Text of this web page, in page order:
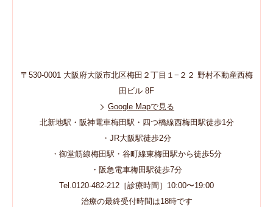
〒530-0001 大阪府大阪市北区梅田２丁目１−２２ 野村不動産西梅
田ビル 8F
Google Mapで見る
北新地駅・阪神電車梅田駅・四つ橋線西梅田駅徒歩1分
・JR大阪駅徒歩2分
・御堂筋線梅田駅・谷町線東梅田駅から徒歩5分
・阪急電車梅田駅徒歩7分
Tel.0120-482-212［診療時間］10:00〜19:00
治療の最終受付時間は18時です